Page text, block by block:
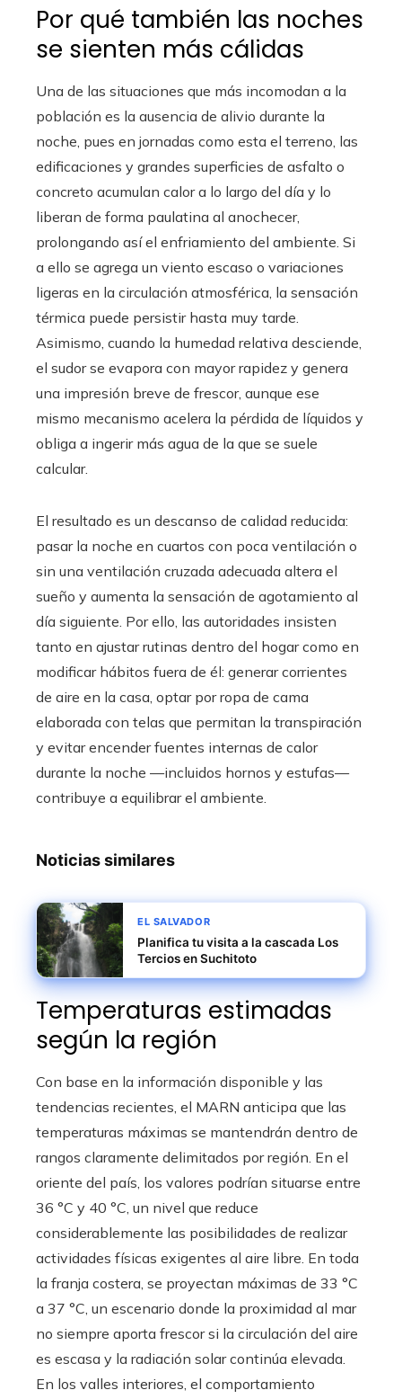
Por qué también las noches
se sienten más cálidas
Una de las situaciones que más incomodan a la
población es la ausencia de alivio durante la
noche, pues en jornadas como esta el terreno, las
edificaciones y grandes superficies de asfalto o
concreto acumulan calor a lo largo del día y lo
liberan de forma paulatina al anochecer,
prolongando así el enfriamiento del ambiente. Si
a ello se agrega un viento escaso o variaciones
ligeras en la circulación atmosférica, la sensación
térmica puede persistir hasta muy tarde.
Asimismo, cuando la humedad relativa desciende,
el sudor se evapora con mayor rapidez y genera
una impresión breve de frescor, aunque ese
mismo mecanismo acelera la pérdida de líquidos y
obliga a ingerir más agua de la que se suele
calcular.
El resultado es un descanso de calidad reducida:
pasar la noche en cuartos con poca ventilación o
sin una ventilación cruzada adecuada altera el
sueño y aumenta la sensación de agotamiento al
día siguiente. Por ello, las autoridades insisten
tanto en ajustar rutinas dentro del hogar como en
modificar hábitos fuera de él: generar corrientes
de aire en la casa, optar por ropa de cama
elaborada con telas que permitan la transpiración
y evitar encender fuentes internas de calor
durante la noche —incluidos hornos y estufas—
contribuye a equilibrar el ambiente.
Noticias similares
EL SALVADOR
Planifica tu visita a la cascada Los
Tercios en Suchitoto
Temperaturas estimadas
según la región
Con base en la información disponible y las
tendencias recientes, el MARN anticipa que las
temperaturas máximas se mantendrán dentro de
rangos claramente delimitados por región. En el
oriente del país, los valores podrían situarse entre
36 °C y 40 °C, un nivel que reduce
considerablemente las posibilidades de realizar
actividades físicas exigentes al aire libre. En toda
la franja costera, se proyectan máximas de 33 °C
a 37 °C, un escenario donde la proximidad al mar
no siempre aporta frescor si la circulación del aire
es escasa y la radiación solar continúa elevada.
En los valles interiores, el comportamiento